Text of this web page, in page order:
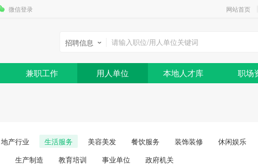
微信登录 网站首页
招聘信息
兼职工作 用人单位 本地人才库 职场
地产行业 生活服务 美容美发 餐饮服务 装饰装修 休闲娱乐
生产制造 教育培训 事业单位 政府机关